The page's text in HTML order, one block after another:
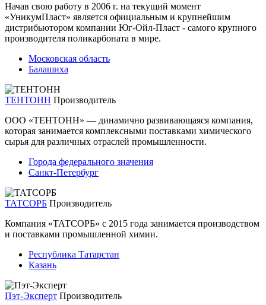
Начав свою работу в 2006 г. на текущий момент
«УникумПласт» является официальным и крупнейшим
дистрибьютором компании Юг-Ойл-Пласт - самого крупного
производителя поликарбоната в мире.
Московская область
Балашиха
ТЕНТОНН Производитель
ООО «ТЕНТОНН» — динамично развивающаяся компания,
которая занимается комплексными поставками химического
сырья для различных отраслей промышленности.
Города федерального значения
Санкт-Петербург
ТАТСОРБ Производитель
Компания «ТАТСОРБ» с 2015 года занимается производством
и поставками промышленной химии.
Республика Татарстан
Казань
Пэт-Эксперт Производитель